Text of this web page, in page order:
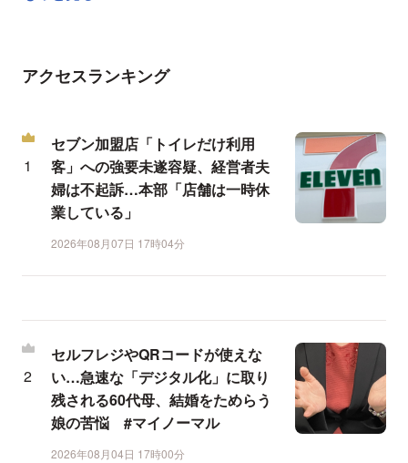
アクセスランキング
セブン加盟店「トイレだけ利用
客」への強要未遂容疑、経営者夫
婦は不起訴…本部「店舗は一時休
業している」
2026年08月07日 17時04分
セルフレジやQRコードが使えな
い…急速な「デジタル化」に取り
残される60代母、結婚をためらう
娘の苦悩 #マイノーマル
2026年08月04日 17時00分